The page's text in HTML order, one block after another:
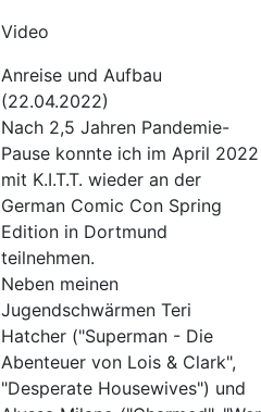
Video
Anreise und Aufbau
(22.04.2022)
Nach 2,5 Jahren Pandemie-
Pause konnte ich im April 2022
mit K.I.T.T. wieder an der
German Comic Con Spring
Edition in Dortmund
teilnehmen.
Neben meinen
Jugendschwärmen Teri
Hatcher ("Superman - Die
Abenteuer von Lois & Clark",
"Desperate Housewives") und